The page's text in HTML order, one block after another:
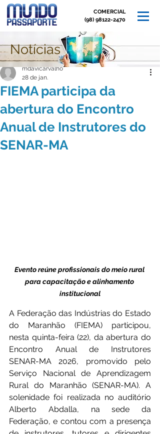
COMERCIAL
(98) 98122-2470
Post
FIEMA participa da
abertura do Encontro
Anual de Instrutores do
SENAR-MA
mdavicarvalho
28 de jan.
Evento reúne profissionais do meio rural
para capacitação e alinhamento
institucional
A Federação das Indústrias do Estado
do Maranhão (FIEMA) participou,
nesta quinta-feira (22), da abertura do
Encontro Anual de Instrutores
SENAR-MA 2026, promovido pelo
Serviço Nacional de Aprendizagem
Rural do Maranhão (SENAR-MA). A
solenidade foi realizada no auditório
Alberto Abdalla, na sede da
Federação, e contou com a presença
Notícias